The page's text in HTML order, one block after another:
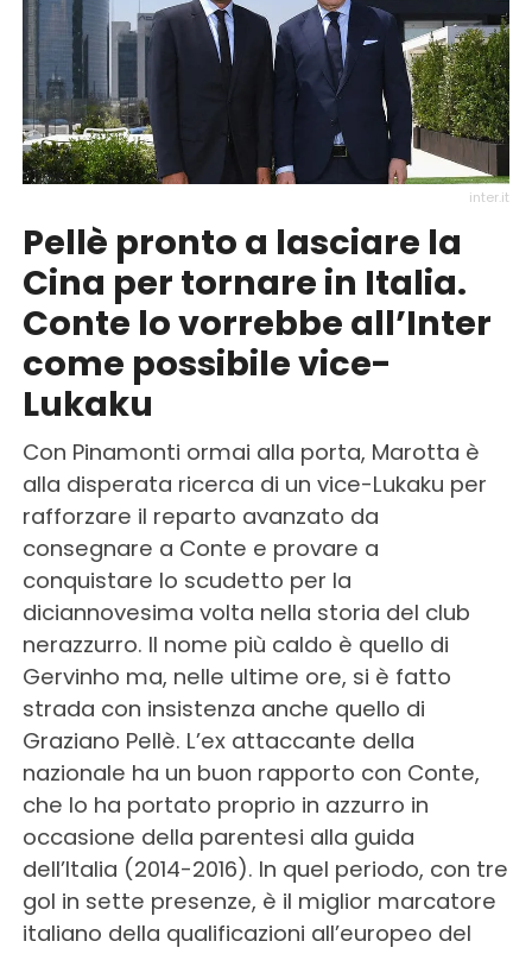
inter.it
Pellè pronto a lasciare la
Cina per tornare in Italia.
Conte lo vorrebbe all’Inter
come possibile vice-
Lukaku
Con Pinamonti ormai alla porta, Marotta è
alla disperata ricerca di un vice-Lukaku per
rafforzare il reparto avanzato da
consegnare a Conte e provare a
conquistare lo scudetto per la
diciannovesima volta nella storia del club
nerazzurro. Il nome più caldo è quello di
Gervinho ma, nelle ultime ore, si è fatto
strada con insistenza anche quello di
Graziano Pellè. L’ex attaccante della
nazionale ha un buon rapporto con Conte,
che lo ha portato proprio in azzurro in
occasione della parentesi alla guida
dell’Italia (2014-2016). In quel periodo, con tre
gol in sette presenze, è il miglior marcatore
italiano della qualificazioni all’europeo del